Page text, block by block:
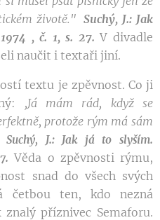
životě." Suchý, J.: Jak
, č. 1, s. 27. V divadle
naučit i textaři jiní.
textu je zpěvnost. Co ji
,Já mám rád, když se
protože rým má sám
Suchý, J.: Jak já to slyším.
Věda o zpěvnosti rýmu,
snad do všech svých
četbou ten, kdo nezná
příznivec Semaforu.